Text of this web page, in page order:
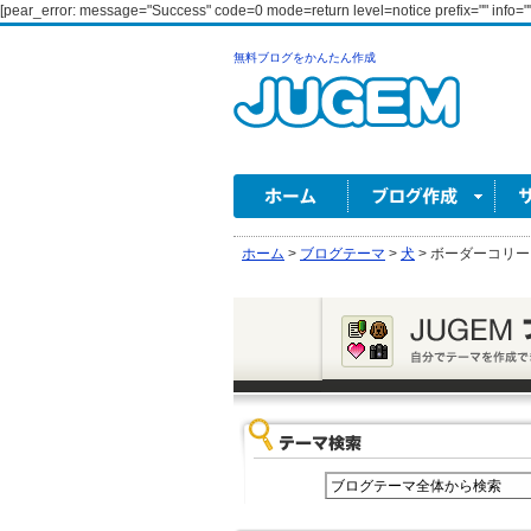
[pear_error: message="Success" code=0 mode=return level=notice prefix=""
無料ブログをかんたん作成
ホーム > ブログテーマ > 犬 > ボーダーコリー